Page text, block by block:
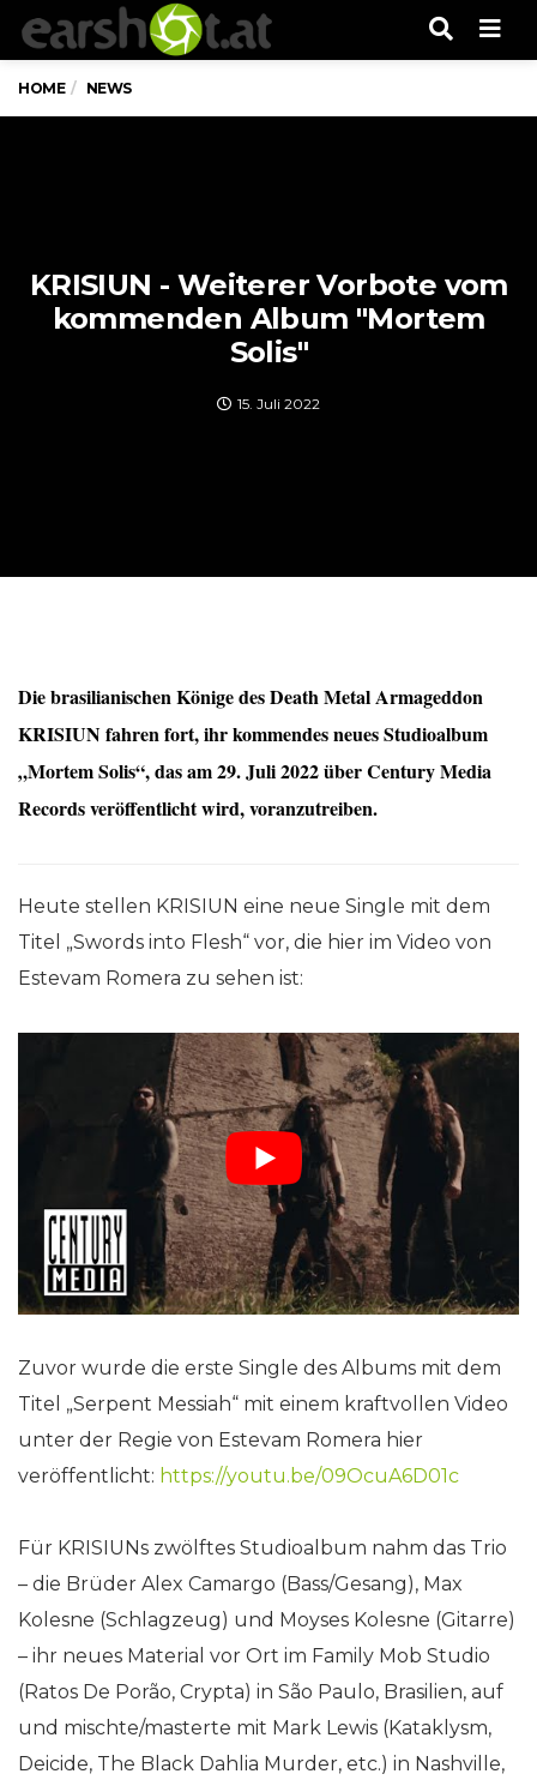
HOME NEWS
KRISIUN - Weiterer Vorbote vom
kommenden Album "Mortem
Solis"
15. Juli 2022
Die brasilianischen Könige des Death Metal Armageddon
KRISIUN fahren fort, ihr kommendes neues Studioalbum
„Mortem Solis“, das am 29. Juli 2022 über Century Media
Records veröffentlicht wird, voranzutreiben.
Heute stellen KRISIUN eine neue Single mit dem
Titel „Swords into Flesh“ vor, die hier im Video von
Estevam Romera zu sehen ist:
Zuvor wurde die erste Single des Albums mit dem
Titel „Serpent Messiah“ mit einem kraftvollen Video
unter der Regie von Estevam Romera hier
veröffentlicht: https://youtu.be/09OcuA6D01c
Für KRISIUNs zwölftes Studioalbum nahm das Trio
– die Brüder Alex Camargo (Bass/Gesang), Max
Kolesne (Schlagzeug) und Moyses Kolesne (Gitarre)
– ihr neues Material vor Ort im Family Mob Studio
(Ratos De Porão, Crypta) in São Paulo, Brasilien, auf
und mischte/masterte mit Mark Lewis (Kataklysm,
Deicide, The Black Dahlia Murder, etc.) in Nashville,